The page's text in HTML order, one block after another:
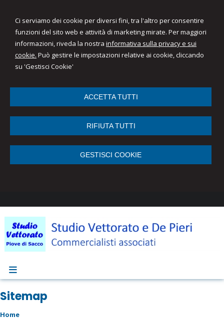
Ci serviamo dei cookie per diversi fini, tra l'altro per consentire
funzioni del sito web e attività di marketing mirate. Per maggiori
informazioni, riveda la nostra informativa sulla privacy e sui
cookie. Può gestire le impostazioni relative ai cookie, cliccando
su 'Gestisci Cookie'
ACCETTA TUTTI
RIFIUTA TUTTI
GESTISCI COOKIE
Sitemap
Home